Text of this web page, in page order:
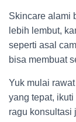
Skincare alami
lebih lembut,
seperti asal
bisa membuat
Yuk mulai
yang tepat,
ragu konsultasi